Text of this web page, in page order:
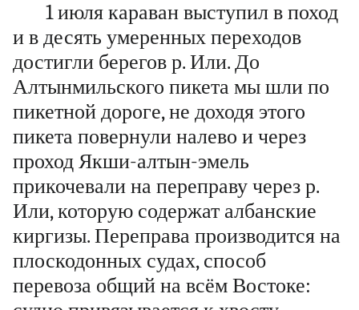
1 июля караван выступил в поход
и в десять умеренных переходов
достигли берегов р. Или. До
Алтынмильского пикета мы шли по
пикетной дороге, не доходя этого
пикета повернули налево и через
проход Якши-алтын-эмель
прикочевали на переправу через р.
Или, которую содержат албанские
киргизы. Переправа производится на
плоскодонных судах, способ
перевоза общий на всём Востоке: